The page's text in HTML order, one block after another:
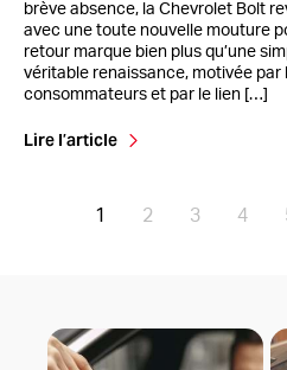
brève absence, la Chevrolet Bolt
avec une toute nouvelle mouture
retour marque bien plus qu’une
véritable renaissance, motivée par
consommateurs et par le lien […]
Lire l’article
1 2 3 4